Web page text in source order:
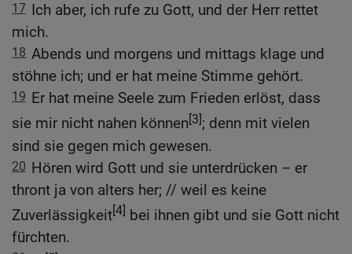
17 Ich aber, ich rufe zu Gott, und der Herr rettet
mich.
18 Abends und morgens und mittags klage und
stöhne ich; und er hat meine Stimme gehört.
19 Er hat meine Seele zum Frieden erlöst, dass
sie mir nicht nahen können[3]; denn mit vielen
sind sie gegen mich gewesen.
20 Hören wird Gott und sie unterdrücken – er
thront ja von alters her; // weil es keine
Zuverlässigkeit[4] bei ihnen gibt und sie Gott nicht
fürchten.